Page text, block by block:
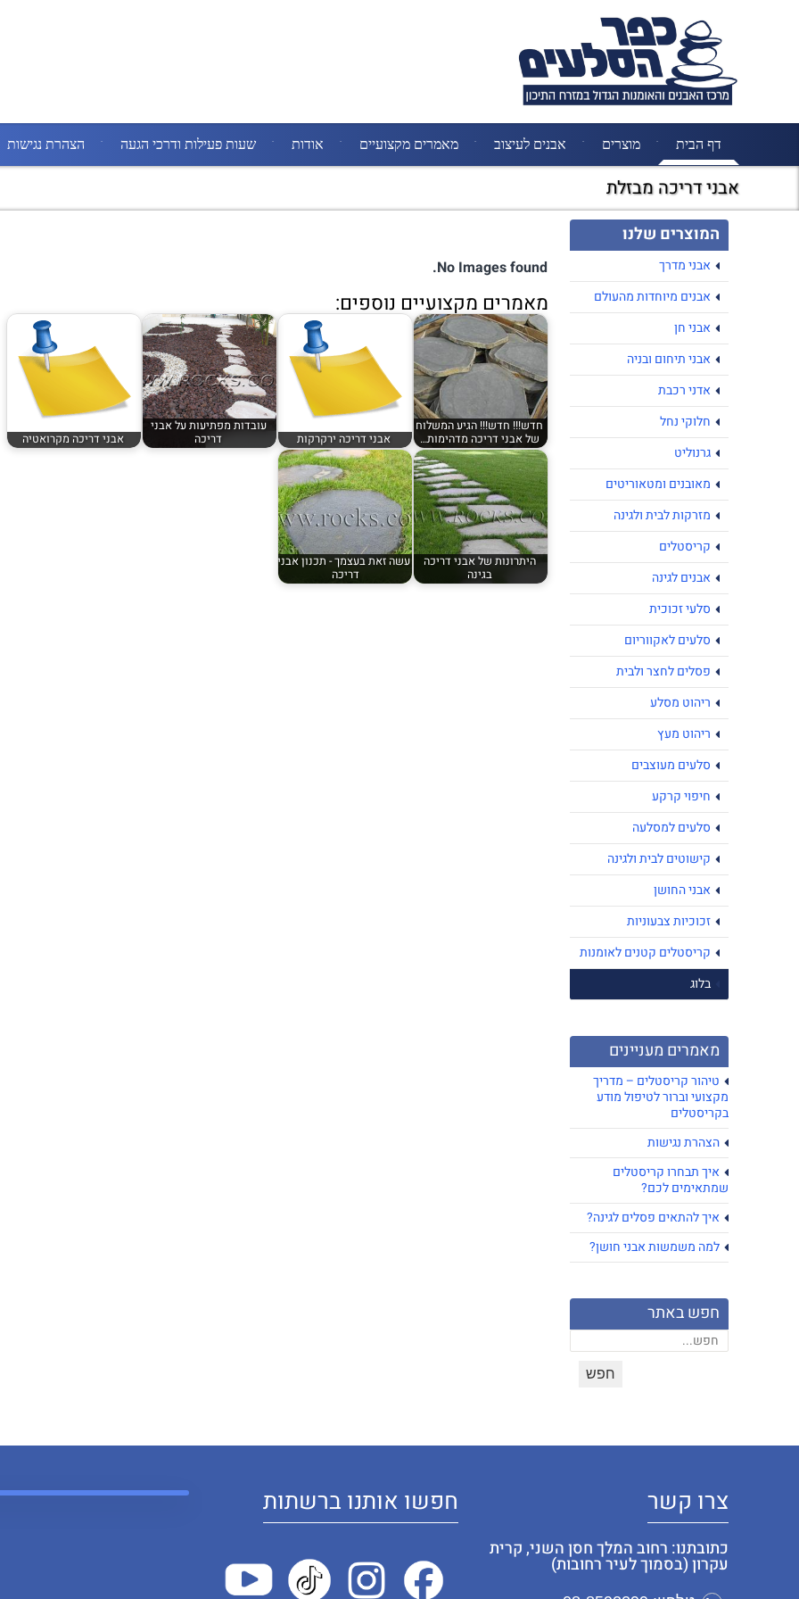
דף הבית מוצרים אבנים לעיצוב מאמרים מקצועיים אודות שעות פעילות ודרכי הגעה הצהרת נגישות
אבני דריכה מבזלת
המוצרים שלנו
אבני מדרך
אבנים מיוחדות מהעולם
אבני חן
אבני תיחום ובניה
אדני רכבת
חלוקי נחל
גרנוליט
מאובנים ומטאוריטים
מזרקות לבית ולגינה
קריסטלים
אבנים לגינה
סלעי זכוכית
סלעים לאקווריום
פסלים לחצר ולבית
ריהוט מסלע
ריהוט מעץ
סלעים מעוצבים
חיפוי קרקע
סלעים למסלעה
קישוטים לבית ולגינה
אבני החושן
זכוכיות צבעוניות
קריסטלים קטנים לאומנות
בלוג
מאמרים מעניינים
טיהור קריסטלים – מדריך
מקצועי וברור לטיפול מודע
בקריסטלים
הצהרת נגישות
איך תבחרו קריסטלים
שמתאימים לכם?
איך להתאים פסלים לגינה?
למה משמשות אבני חושן?
חפש באתר
No Images found.
מאמרים מקצועיים נוספים:
חדש!!! חדש!!! הגיע המשלוח
של אבני דריכה מדהימות…
אבני דריכה ירקרקות
עובדות מפתיעות על אבני
דריכה
אבני דריכה מקרואטיה
היתרונות של אבני דריכה
בגינה
עשה זאת בעצמך - תכנון אבני
דריכה
צרו קשר
כתובתנו: רחוב המלך חסן השני, קרית
עקרון (בסמוך לעיר רחובות)
חפשו אותנו ברשתות